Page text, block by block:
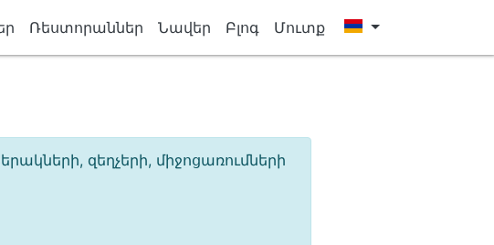
Ռեստորաններ Նավեր Բլոգ Մուտք
զեղչերի, միջոցառումների